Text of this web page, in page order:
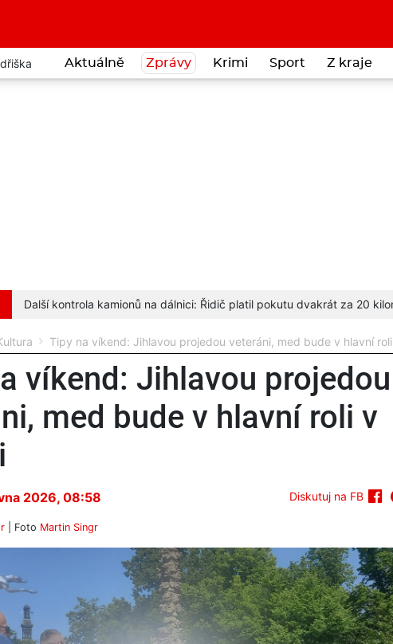
Aktuálně Zprávy Krimi Sport Z kraje
Další kontrola kamionů na dálnici: Řidič platil pokutu dvakrát za 20
Tipy na víkend: Jihlavou projedou veteráni, med bude v hlavní
víkend: Jihlavou projedou
med bude v hlavní roli v
2026, 08:58 Diskutuj na FB
| Foto Martin Singr